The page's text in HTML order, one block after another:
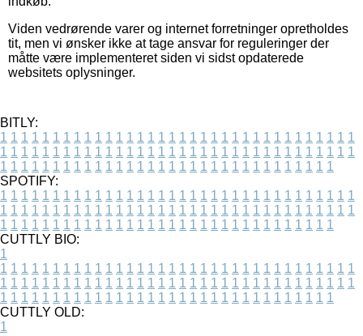
Viden vedrørende varer og internet forretninger opretholdes
tit, men vi ønsker ikke at tage ansvar for reguleringer der
måtte være implementeret siden vi sidst opdaterede
websitets oplysninger.
BITLY:
1 1 1 1 1 1 1 1 1 1 1 1 1 1 1 1 1 1 1 1 1 1 1 1 1 1 1 1 1 1 1 1 1 1
1 1 1 1 1 1 1 1 1 1 1 1 1 1 1 1 1 1 1 1 1 1 1 1 1 1 1 1 1 1 1 1 1 1
1 1 1 1 1 1 1 1 1 1 1 1 1 1 1 1 1 1 1 1 1 1 1 1 1 1 1 1 1 1 1 1
SPOTIFY:
1 1 1 1 1 1 1 1 1 1 1 1 1 1 1 1 1 1 1 1 1 1 1 1 1 1 1 1 1 1 1 1 1 1
1 1 1 1 1 1 1 1 1 1 1 1 1 1 1 1 1 1 1 1 1 1 1 1 1 1 1 1 1 1 1 1 1 1
1 1 1 1 1 1 1 1 1 1 1 1 1 1 1 1 1 1 1 1 1 1 1 1 1 1 1 1 1 1 1 1
CUTTLY BIO:
1
1 1 1 1 1 1 1 1 1 1 1 1 1 1 1 1 1 1 1 1 1 1 1 1 1 1 1 1 1 1 1 1 1 1
1 1 1 1 1 1 1 1 1 1 1 1 1 1 1 1 1 1 1 1 1 1 1 1 1 1 1 1 1 1 1 1 1 1
1 1 1 1 1 1 1 1 1 1 1 1 1 1 1 1 1 1 1 1 1 1 1 1 1 1 1 1 1 1 1 1
CUTTLY OLD:
1